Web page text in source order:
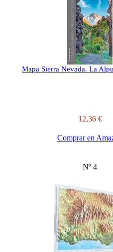
Mapa Sierra Nevada. La
12,36 €
Comprar en
Nº 4